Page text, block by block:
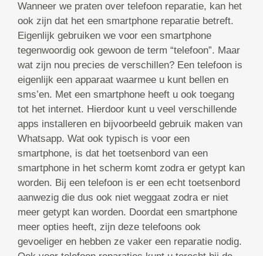
Wanneer we praten over telefoon reparatie, kan het
ook zijn dat het een smartphone reparatie betreft.
Eigenlijk gebruiken we voor een smartphone
tegenwoordig ook gewoon de term “telefoon”. Maar
wat zijn nou precies de verschillen? Een telefoon is
eigenlijk een apparaat waarmee u kunt bellen en
sms’en. Met een smartphone heeft u ook toegang
tot het internet. Hierdoor kunt u veel verschillende
apps installeren en bijvoorbeeld gebruik maken van
Whatsapp. Wat ook typisch is voor een
smartphone, is dat het toetsenbord van een
smartphone in het scherm komt zodra er getypt kan
worden. Bij een telefoon is er een echt toetsenbord
aanwezig die dus ook niet weggaat zodra er niet
meer getypt kan worden. Doordat een smartphone
meer opties heeft, zijn deze telefoons ook
gevoeliger en hebben ze vaker een reparatie nodig.